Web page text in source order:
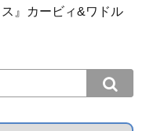
』カービィ&ワドル